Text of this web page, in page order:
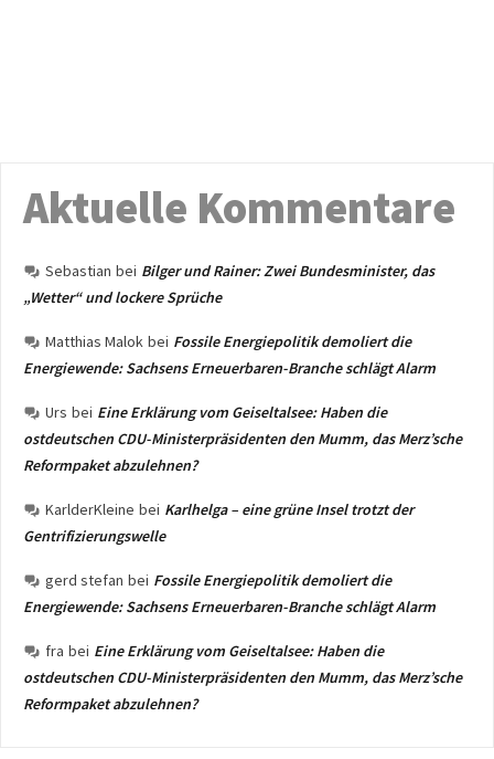
Aktuelle Kommentare
Sebastian bei Bilger und Rainer: Zwei Bundesminister, das
„Wetter“ und lockere Sprüche
Matthias Malok bei Fossile Energiepolitik demoliert die
Energiewende: Sachsens Erneuerbaren-Branche schlägt Alarm
Urs bei Eine Erklärung vom Geiseltalsee: Haben die
ostdeutschen CDU-Ministerpräsidenten den Mumm, das Merz’sche
Reformpaket abzulehnen?
KarlderKleine bei Karlhelga – eine grüne Insel trotzt der
Gentrifizierungswelle
gerd stefan bei Fossile Energiepolitik demoliert die
Energiewende: Sachsens Erneuerbaren-Branche schlägt Alarm
fra bei Eine Erklärung vom Geiseltalsee: Haben die
ostdeutschen CDU-Ministerpräsidenten den Mumm, das Merz’sche
Reformpaket abzulehnen?